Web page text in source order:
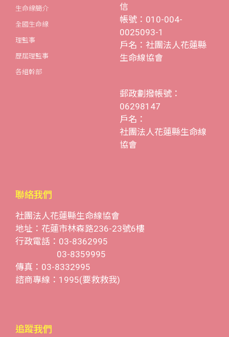
生命線簡介
全國生命線
理監事
歷屆理監事
各組幹部
信
帳號：010-004-
0025093-1
戶名：社團法人花蓮縣
生命線協會
郵政劃撥帳號：
06298147
戶名：
社團法人花蓮縣生命線
協會
聯絡我們
社團法人花蓮縣生命線協會
地址：花蓮市林森路236-23號6樓
行政電話：03-8362995
03-8359995
傳真：03-8332995
諮商專線：1995(要救救我)
追蹤我們